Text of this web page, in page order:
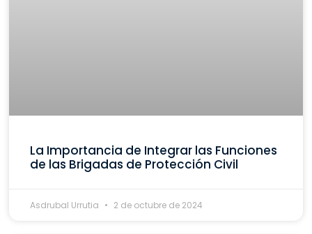
La Importancia de Integrar las Funciones
de las Brigadas de Protección Civil
Asdrubal Urrutia 2 de octubre de 2024